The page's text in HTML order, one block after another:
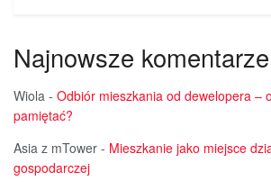
Najnowsze komentarze
Wiola - Odbiór mieszkania od dewelopera –
pamiętać?
Asia z mTower - Mieszkanie jako miejsce
gospodarczej